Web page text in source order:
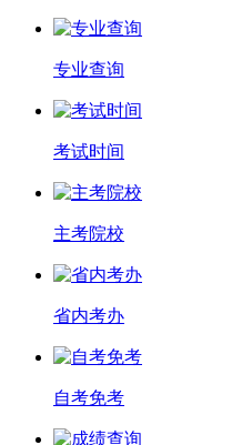
专业查询
考试时间
主考院校
省内考办
自考免考